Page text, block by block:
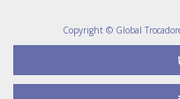
Copyright © Global